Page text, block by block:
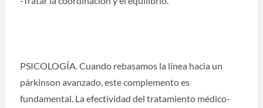
PSICOLOGÍA. Cuando rebasamos la línea hacia un
párkinson avanzado, este complemento es
fundamental. La efectividad del tratamiento médico-